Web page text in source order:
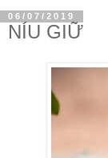
06/07/2019
NÍU GIỮ